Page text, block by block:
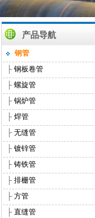
产品导航
钢管
├ 钢板卷管
├ 螺旋管
├ 锅炉管
├ 焊管
├ 无缝管
├ 镀锌管
├ 铸铁管
├ 排栅管
├ 方管
├ 直缝管